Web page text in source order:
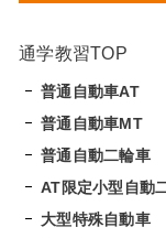
通学教習TOP
普通自動車AT
普通自動車MT
普通自動二輪車
AT限定小型自動
大型特殊自動車